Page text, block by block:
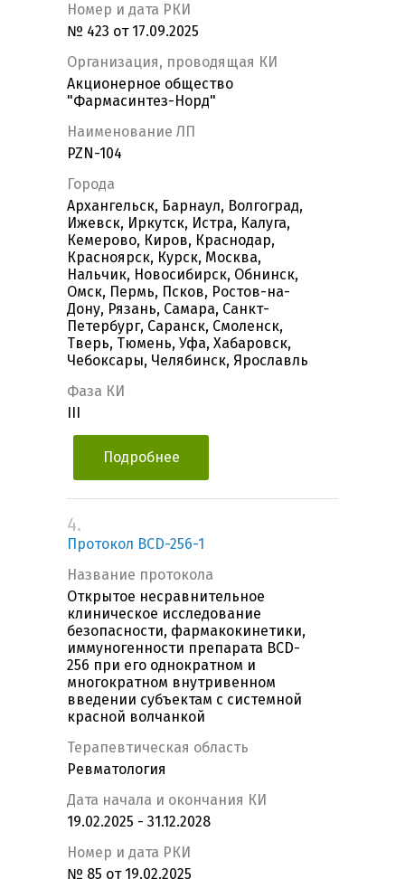
Номер и дата РКИ
№ 423 от 17.09.2025
Организация, проводящая КИ
Акционерное общество
"Фармасинтез-Норд"
Наименование ЛП
PZN-104
Города
Архангельск, Барнаул, Волгоград,
Ижевск, Иркутск, Истра, Калуга,
Кемерово, Киров, Краснодар,
Красноярск, Курск, Москва,
Нальчик, Новосибирск, Обнинск,
Омск, Пермь, Псков, Ростов-на-
Дону, Рязань, Самара, Санкт-
Петербург, Саранск, Смоленск,
Тверь, Тюмень, Уфа, Хабаровск,
Чебоксары, Челябинск, Ярославль
Фаза КИ
Подробнее
4.
Протокол BCD-256-1
Название протокола
Открытое несравнительное
клиническое исследование
безопасности, фармакокинетики,
иммуногенности препарата BCD-
256 при его однократном и
многократном внутривенном
введении субъектам с системной
красной волчанкой
Терапевтическая область
Ревматология
Дата начала и окончания КИ
19.02.2025 - 31.12.2028
Номер и дата РКИ
№ 85 от 19.02.2025